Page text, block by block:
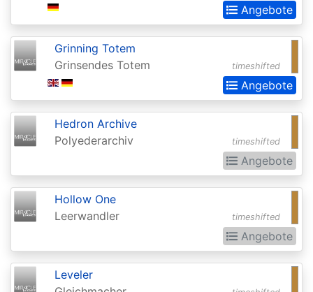
Antiquities
Apocalypse
Arabian
Nights
Arena
Promos
Avacyn
Restored
Baldurs
Gate:
Baldurs
Gate:
Angebote
timeshifted
Grinning Totem
Grinsendes Totem
Angebote
timeshifted
Hedron Archive
Polyederarchiv
Angebote
timeshifted
Hollow One
Leerwandler
Angebote
Leveler